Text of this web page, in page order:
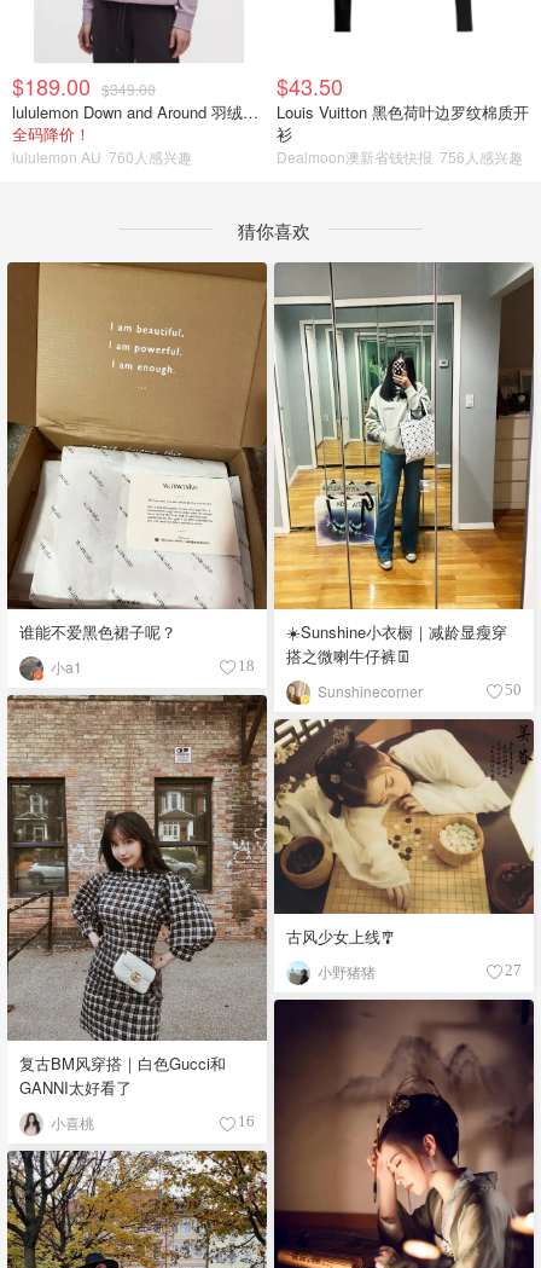
$189.00 $349.00
lululemon Down and Around 羽绒夹克
全码降价！
lululemon AU 760人感兴趣
$43.50
Louis Vuitton 黑色荷叶边罗纹棉质开
衫
Dealmoon澳新省钱快报 756人感兴趣
猜你喜欢
谁能不爱黑色裙子呢？
小a1 18
☀️Sunshine小衣橱｜减龄显瘦穿
搭之微喇牛仔裤👖
Sunshinecorner 50
复古BM风穿搭｜白色Gucci和
GANNI太好看了
小喜桃 16
古风少女上线🎐
小野猪猪 27